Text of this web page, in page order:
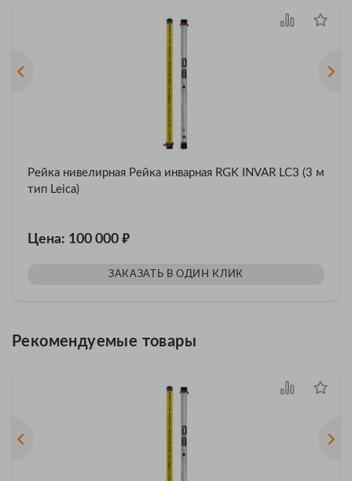
Рейка нивелирная Рейка инварная RGK INVAR LC3 (3 м
тип Leica)
Цена: 100 000 ₽
ЗАКАЗАТЬ В ОДИН КЛИК
Рекомендуемые товары